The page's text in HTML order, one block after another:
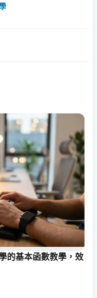
的基本函數教學，效